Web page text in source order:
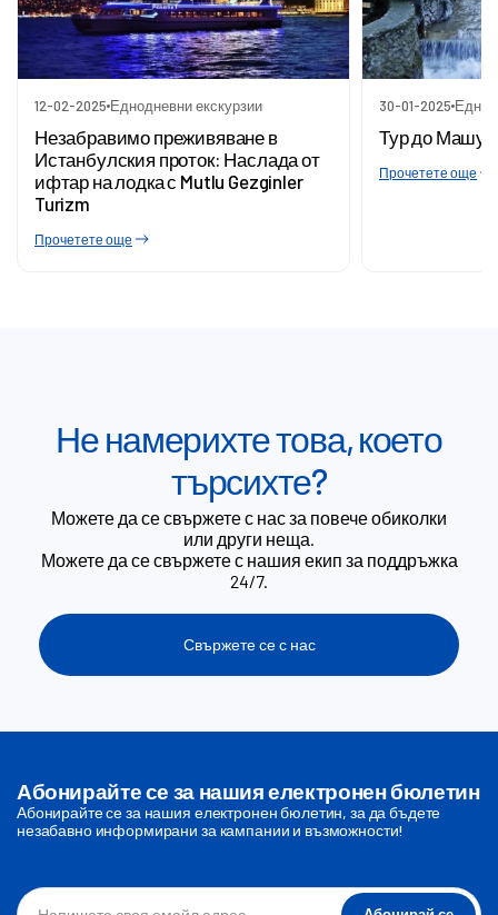
12-02-2025 Еднодневни екскурзии
Незабравимо преживяване в
Истанбулския проток: Наслада от
ифтар на лодка с Mutlu Gezginler
Turizm
Прочетете още
30-01-2025
Тур до
Прочетете още
Не намерихте това, което
търсихте?
Можете да се свържете с нас за повече обиколки
или други неща.
Можете да се свържете с нашия екип за поддръжка
24/7.
Свържете се с нас
Абонирайте се за нашия електронен бюлетин
Абонирайте се за нашия електронен бюлетин, за да бъдете
незабавно информирани за кампании и възможности!